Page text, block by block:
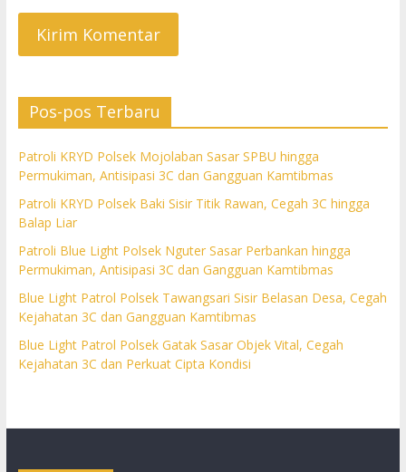
Pos-pos Terbaru
Patroli KRYD Polsek Mojolaban Sasar SPBU hingga
Permukiman, Antisipasi 3C dan Gangguan Kamtibmas
Patroli KRYD Polsek Baki Sisir Titik Rawan, Cegah 3C hingga
Balap Liar
Patroli Blue Light Polsek Nguter Sasar Perbankan hingga
Permukiman, Antisipasi 3C dan Gangguan Kamtibmas
Blue Light Patrol Polsek Tawangsari Sisir Belasan Desa, Cegah
Kejahatan 3C dan Gangguan Kamtibmas
Blue Light Patrol Polsek Gatak Sasar Objek Vital, Cegah
Kejahatan 3C dan Perkuat Cipta Kondisi